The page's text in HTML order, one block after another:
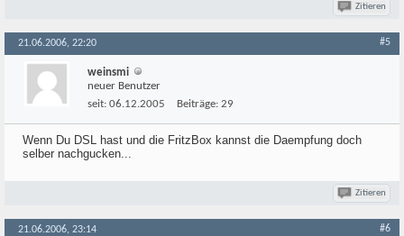
Zitieren
21.06.2006, 22:20 #5
weinsmi
neuer Benutzer
seit: 06.12.2005 Beiträge: 29
Wenn Du DSL hast und die FritzBox kannst die Daempfung doch
selber nachgucken...
Zitieren
21.06.2006, 23:14 #6